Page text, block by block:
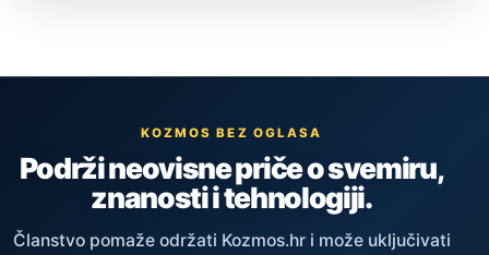
KOZMOS BEZ OGLASA
Podrži neovisne priče o svemiru,
znanosti i tehnologiji.
Članstvo pomaže održati Kozmos.hr i može uključivati